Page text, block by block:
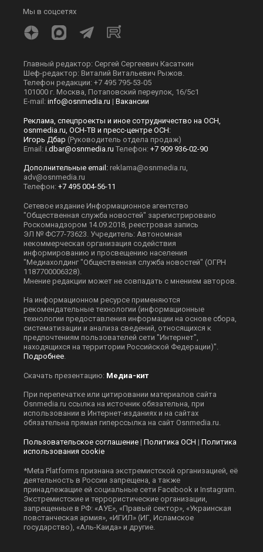
Мы в соцсетях
Главный редактор: Сергей Сергеевич Касаткин
Шеф-редактор: Виталий Витальевич Рыжов.
Телефон редакции: +7 495 795-53-05
101000 г. Москва, Потаповский переулок, 16/5с1
E-mail: info@osnmedia.ru | Вакансии
Реклама, спецпроекты и иное сотрудничество на ОСН,
osnmedia.ru, ОСН-ТВ и пресс-центре ОСН:
Игорь Дбар (Руководитель отдела продаж)
Email: i.dbar@osnmedia.ru Телефон: +7 909 936-02-90
Дополнительные email: reklama@osnmedia.ru
adv@osnmedia.ru
Телефон: +7 495 004-56-11
Сетевое издание Информационное агентство
"Общественная служба новостей" зарегистрировано
Роскомнадзором 14.09.2018, реестровая запись
ЭЛ № ФС77-73623. Учредитель: Автономная
некоммерческая организация содействия
информированию и просвещению населения
"Медиахолдинг "Общественная служба новостей" (ОГРН
1187700006328).
Мнение редакции может не совпадать с мнением авторов.
На информационном ресурсе применяются
рекомендательные технологии (информационные
технологии предоставления информации на основе сбора,
систематизации и анализа сведений, относящихся к
предпочтениям пользователей сети "Интернет",
находящихся на территории Российской Федерации)".
Подробнее
Скачать презентацию: Медиа-кит
При перепечатке или цитировании материалов сайта
Оsnmedia.ru ссылка на источник обязательна, при
использовании в Интернет-изданиях и на сайтах
обязательна прямая гиперссылка на сайт Оsnmedia.ru.
Пользовательское соглашение | Политика ОСН | Политика
использования cookie
*Meta Platforms признана экстремистской организацией, её
деятельность в России запрещена, а также
принадлежащие ей социальные сети Facebook и Instagram.
Экстремистские и террористические организации,
запрещенные в РФ: «АУЕ», «Правый сектор», «Украинская
повстанческая армия», «ИГИЛ» (ИГ, Исламское
государство), «Аль-Каида» и другие.